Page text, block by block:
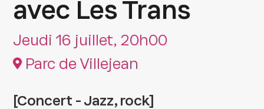
avec Les Trans
Jeudi 16 juillet, 20h00
Parc de Villejean
[Concert - Jazz, rock]